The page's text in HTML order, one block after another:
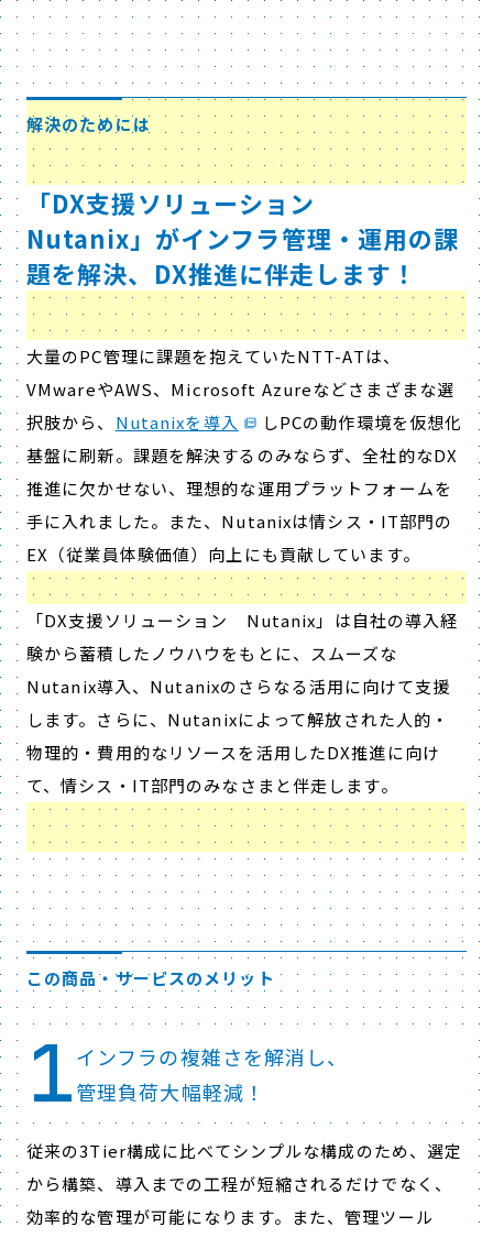
解決のためには
「DX支援ソリューション
Nutanix」がインフラ管理・運用の課
題を解決、DX推進に伴走します！
大量のPC管理に課題を抱えていたNTT-ATは、
VMwareやAWS、Microsoft Azureなどさまざまな選
択肢から、 Nutanixを導入
しPCの動作環境を仮想化
基盤に刷新。課題を解決するのみならず、全社的なDX
推進に欠かせない、理想的な運用プラットフォームを
手に入れました。また、Nutanixは情シス・IT部門の
EX（従業員体験価値）向上にも貢献しています。
「DX支援ソリューション Nutanix」は自社の導入経
験から蓄積したノウハウをもとに、スムーズな
Nutanix導入、Nutanixのさらなる活用に向けて支援
します。さらに、Nutanixによって解放された人的・
物理的・費用的なリソースを活用したDX推進に向け
て、情シス・IT部門のみなさまと伴走します。
この商品・サービスのメリット
1インフラの複雑さを解消し、
管理負荷大幅軽減！
従来の3Tier構成に比べてシンプルな構成のため、選定
から構築、導入までの工程が短縮されるだけでなく、
効率的な管理が可能になります。また、管理ツール